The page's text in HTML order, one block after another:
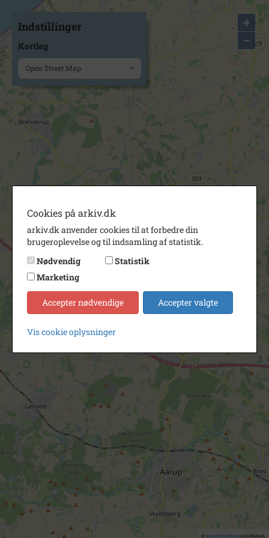
+
−
© OpenStreetMapcontributors.
Indstillinger
Kortlag
Open Street Map
Cookies på arkiv.dk
arkiv.dk anvender cookies til at forbedre din
brugeroplevelse og til indsamling af statistik.
Nødvendig
Statistik
Marketing
Accepter nødvendige Accepter valgte
Vis cookie oplysninger